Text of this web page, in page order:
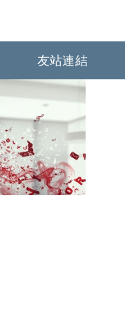
友站連結